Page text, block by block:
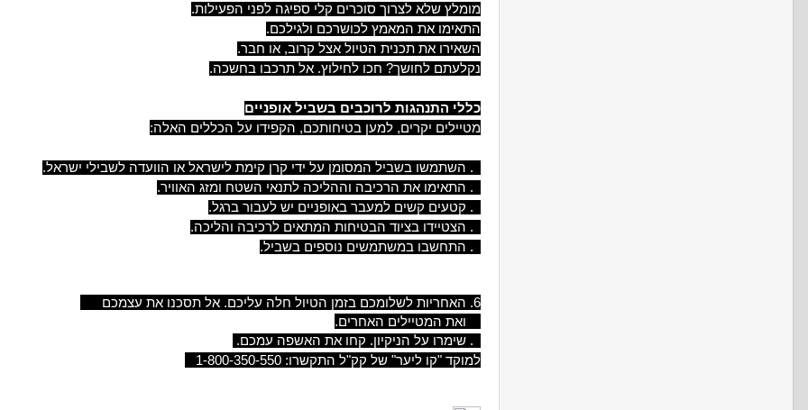
מומלץ שלא לצרוך סוכרים קלי ספיגה לפני הפעילות.
התאימו את המאמץ לכושרכם ולגילכם.
השאירו את תכנית הטיול אצל קרוב, או חבר.
נקלעתם לחושך? חכו לחילוץ. אל תרכבו בחשכה.
כללי התנהגות לרוכבים בשביל אופניים
מטיילים יקרים, למען בטיחותכם, הקפידו על הכללים האלה:
6. האחריות לשלומכם בזמן הטיול חלה עליכם. אל תסכנו את עצמכם
ואת המטיילים האחרים.
למוקד "קו ליער" של קק"ל התקשרו: 1-800-350-550